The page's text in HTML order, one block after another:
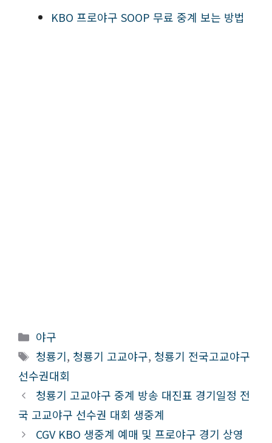
KBO 프로야구 SOOP 무료 중계 보는 방법
카
테
고
리
야구
태
그
청룡기, 청룡기 고교야구, 청룡기 전국고교야구
선수권대회
청룡기 고교야구 중계 방송 대진표 경기일정 전
국 고교야구 선수권 대회 생중계
CGV KBO 생중계 예매 및 프로야구 경기 상영